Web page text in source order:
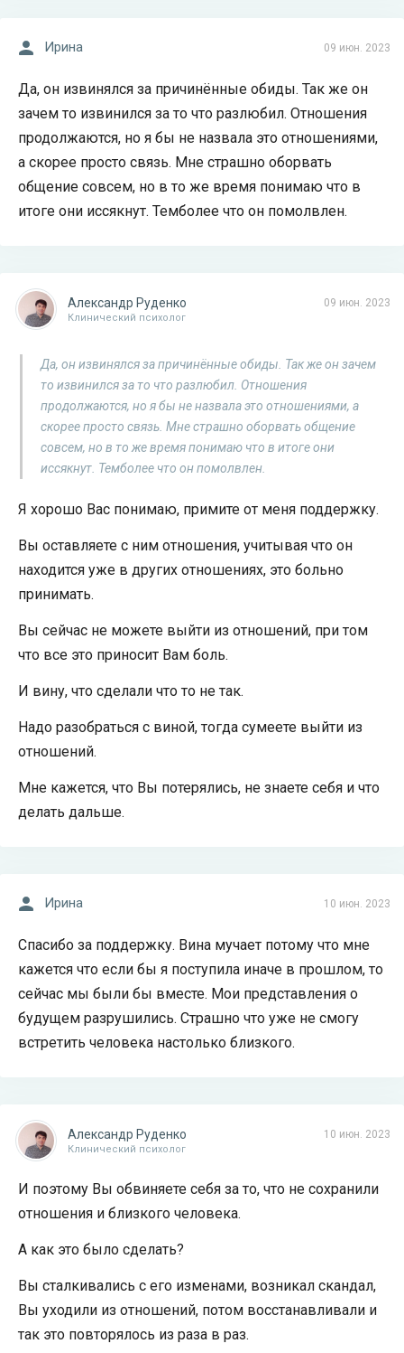
09 июн. 2023
Ирина
Да, он извинялся за причинённые обиды. Так же он
зачем то извинился за то что разлюбил. Отношения
продолжаются, но я бы не назвала это отношениями,
а скорее просто связь. Мне страшно оборвать
общение совсем, но в то же время понимаю что в
итоге они иссякнут. Темболее что он помолвлен.
09 июн. 2023
Александр Руденко
Клинический психолог
Да, он извинялся за причинённые обиды. Так же он зачем
то извинился за то что разлюбил. Отношения
продолжаются, но я бы не назвала это отношениями, а
скорее просто связь. Мне страшно оборвать общение
совсем, но в то же время понимаю что в итоге они
иссякнут. Темболее что он помолвлен.
Я хорошо Вас понимаю, примите от меня поддержку.
Вы оставляете с ним отношения, учитывая что он
находится уже в других отношениях, это больно
принимать.
Вы сейчас не можете выйти из отношений, при том
что все это приносит Вам боль.
И вину, что сделали что то не так.
Надо разобраться с виной, тогда сумеете выйти из
отношений.
Мне кажется, что Вы потерялись, не знаете себя и что
делать дальше.
10 июн. 2023
Ирина
Спасибо за поддержку. Вина мучает потому что мне
кажется что если бы я поступила иначе в прошлом, то
сейчас мы были бы вместе. Мои представления о
будущем разрушились. Страшно что уже не смогу
встретить человека настолько близкого.
10 июн. 2023
Александр Руденко
Клинический психолог
И поэтому Вы обвиняете себя за то, что не сохранили
отношения и близкого человека.
А как это было сделать?
Вы сталкивались с его изменами, возникал скандал,
Вы уходили из отношений, потом восстанавливали и
так это повторялось из раза в раз.